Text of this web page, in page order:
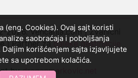
2026. Vencanja.com | Zvanični
| Partner zadaleke destinacije
bydraganmarkovic.net
(eng. Cookies). Ovaj sajt koristi
saobraćaja i poboljšanja
korišćenjem sajta izjavljujete
sa upotrebom kolačića.